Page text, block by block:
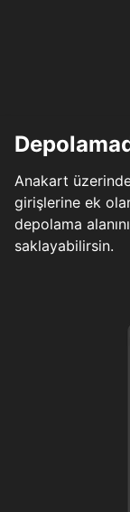
Anakart
girişlerine ek
depolama
saklayabilirsin.